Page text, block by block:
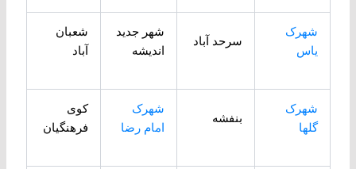
شهرک
یاس
سرحد آباد
شهر جدید
اندیشه
شعبان
آباد
شهرک
گلها
بنفشه
شهرک
امام رضا
کوی
فرهنگیان